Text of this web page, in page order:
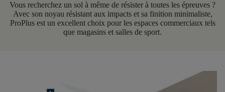
Vous recherchez un sol à même de résister à toutes les épreuves ?
Avec son noyau résistant aux impacts et sa finition minimaliste,
ProPlus est un excellent choix pour les espaces commerciaux tels
que magasins et salles de sport.